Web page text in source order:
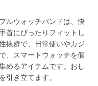
ルウォッチバンドは、快
首にぴったりフィットし
抜群で、日常使いやカジ
、スマートウォッチを個
めるアイテムです。おし
引き立てます。